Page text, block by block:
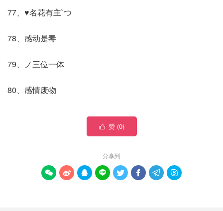
77、♥名花有主`つ
78、感动是毒
79、ノ三位一体
80、感情废物
 赞 (0)
分享到
       